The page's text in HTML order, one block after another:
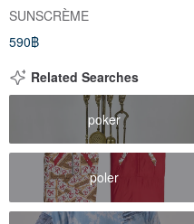
SUNSCRÈME
590฿
Related Searches
poker
poler